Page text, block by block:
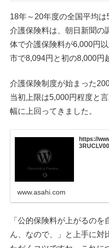
18年～20年度の全国平均
介護保険料は、朝日新聞の
体で介護保険料が6,000円
市で8,094円と初の8,000円
介護保険制度が始まった
当初上限は5,000円程度と
幅に上回ってきました。
https://
www.asahi.com
「公的保険料が上がるの
ん、なので、」と上手に対